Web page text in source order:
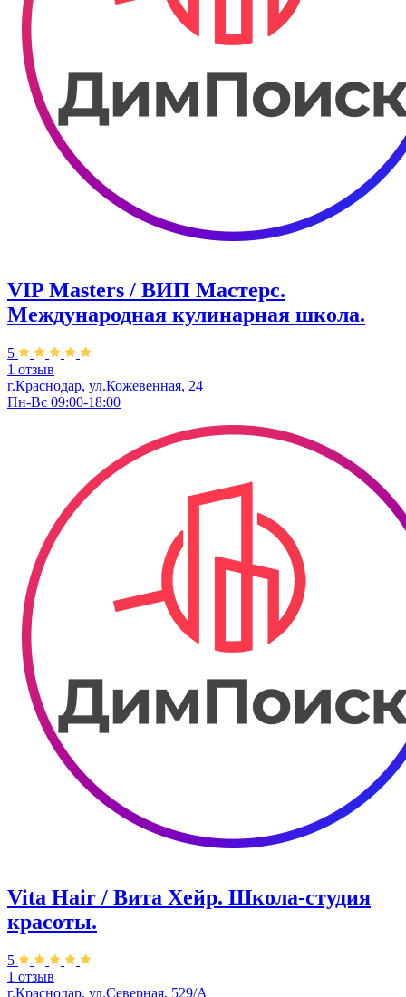
VIP Masters / ВИП Мастерс.
Международная кулинарная школа.
5
1 отзыв
г.Краснодар, ул.Кожевенная, 24
Пн-Вс 09:00-18:00
Vita Hair / Вита Хейр. Школа-студия
красоты.
5
1 отзыв
г.Краснодар, ул.Северная, 529/А